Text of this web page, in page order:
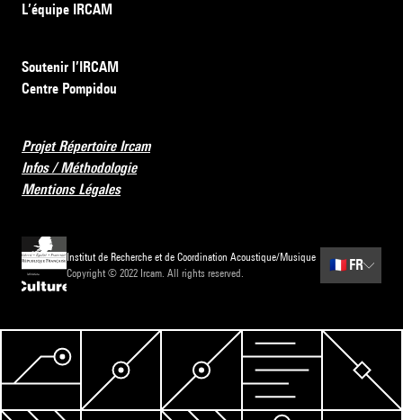
L’équipe IRCAM
Soutenir l’IRCAM
Centre Pompidou
Projet Répertoire Ircam
Infos / Méthodologie
Mentions Légales
Institut de Recherche et de Coordination Acoustique/Musique
Copyright © 2022 Ircam. All rights reserved.
🇫🇷 FR